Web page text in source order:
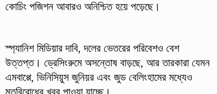
কোচিং পজিশন আবারও অনিশ্চিত হয়ে পড়েছে।
স্প্যানিশ মিডিয়ার দাবি, দলের ভেতরের পরিবেশও বেশ
উত্তপ্ত। ড্রেসিংরুমে অসন্তোষ বাড়ছে, আর তারকারা যেমন
এমবাপ্পে, ভিনিসিয়ুস জুনিয়র এবং জুড বেলিংহামের মধ্যেও